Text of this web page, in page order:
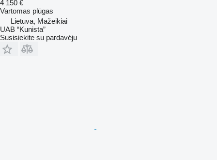
4 150 €
Vartomas plūgas
Lietuva, Mažeikiai
UAB “Kunista”
Susisiekite su pardavėju